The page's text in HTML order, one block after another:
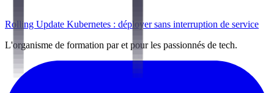
Rolling Update Kubernetes : déployer sans interruption de service
L'organisme de formation par et pour les passionnés de tech.